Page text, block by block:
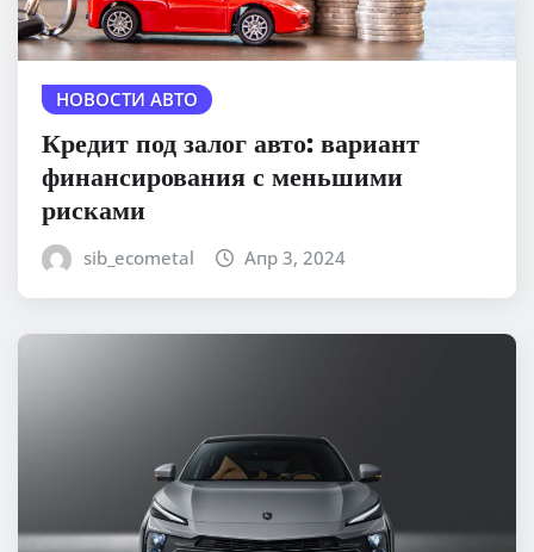
НОВОСТИ АВТО
Кредит под залог авто: вариант
финансирования с меньшими
рисками
sib_ecometal Апр 3, 2024